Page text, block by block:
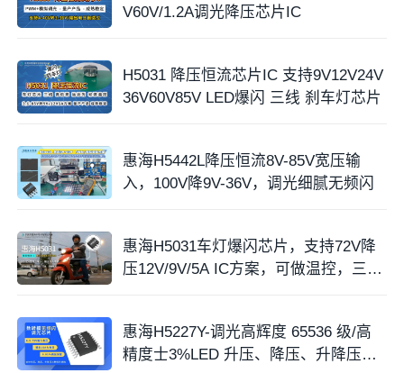
V60V/1.2A调光降压芯片IC
H5031 降压恒流芯片IC 支持9V12V24V
36V60V85V LED爆闪 三线 刹车灯芯片
惠海H5442L降压恒流8V-85V宽压输
入，100V降9V-36V，调光细腻无频闪
惠海H5031车灯爆闪芯片，支持72V降
压12V/9V/5A IC方案，可做温控，三线
惠海H5227Y-调光高辉度 65536 级/高
精度士3%LED 升压、降压、升降压型